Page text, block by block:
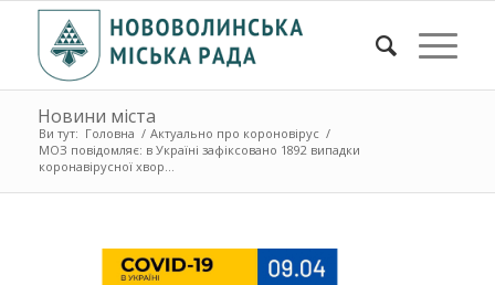
Новини міста
Ви тут: Головна / Актуально про короновірус /
МОЗ повідомляє: в Україні зафіксовано 1892 випадки
коронавірусної хвор...